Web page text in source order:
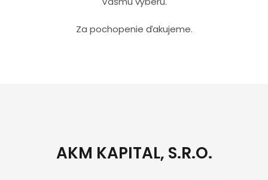
Za pochopenie ďakujeme.
AKM KAPITAL, S.R.O.